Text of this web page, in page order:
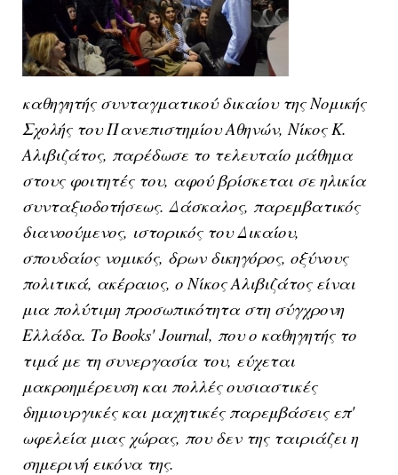
καθηγητής συνταγματικού δικαίου της Νομικής
Σχολής του Πανεπιστημίου Αθηνών, Νίκος Κ.
Αλιβιζάτος, παρέδωσε το τελευταίο μάθημα
στους φοιτητές του, αφού βρίσκεται σε ηλικία
συνταξιοδοτήσεως. Δάσκαλος, παρεμβατικός
διανοούμενος, ιστορικός του Δικαίου,
σπουδαίος νομικός, δρων δικηγόρος, οξύνους
πολιτικά, ακέραιος, ο Νίκος Αλιβιζάτος είναι
μια πολύτιμη προσωπικότητα στη σύγχρονη
Ελλάδα. Το Books' Journal, που ο καθηγητής το
τιμά με τη συνεργασία του, εύχεται
μακροημέρευση και πολλές ουσιαστικές
δημιουργικές και μαχητικές παρεμβάσεις επ'
ωφελεία μιας χώρας, που δεν της ταιριάζει η
σημερινή εικόνα της.